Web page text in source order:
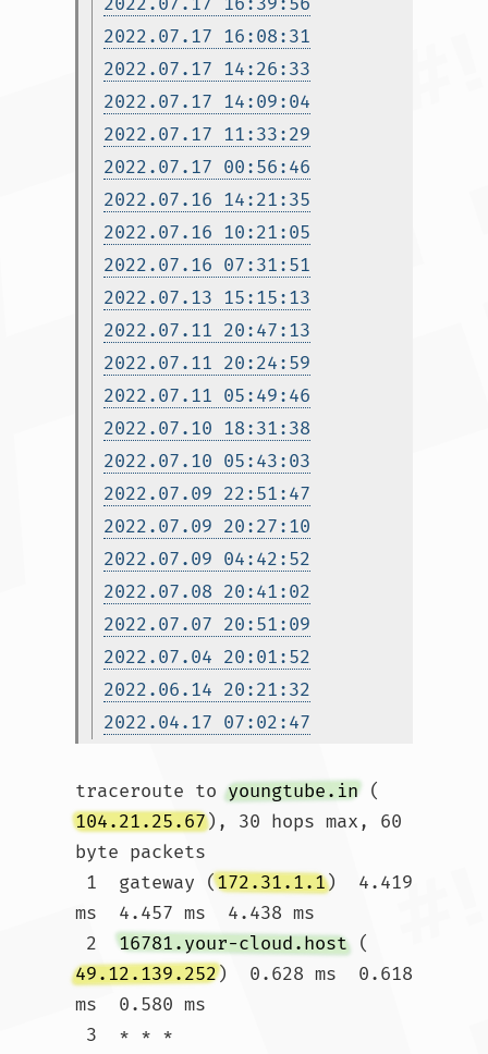
2022.07.17 16:08:31
2022.07.17 14:26:33
2022.07.17 14:09:04
2022.07.17 11:33:29
2022.07.17 00:56:46
2022.07.16 14:21:35
2022.07.16 10:21:05
2022.07.16 07:31:51
2022.07.13 15:15:13
2022.07.11 20:47:13
2022.07.11 20:24:59
2022.07.11 05:49:46
2022.07.10 18:31:38
2022.07.10 05:43:03
2022.07.09 22:51:47
2022.07.09 20:27:10
2022.07.09 04:42:52
2022.07.08 20:41:02
2022.07.07 20:51:09
2022.07.04 20:01:52
2022.06.14 20:21:32
2022.04.17 07:02:47
traceroute to youngtube.in (
104.21.25.67), 30 hops max, 60
byte packets
1  gateway (172.31.1.1)  4.419
ms  4.457 ms  4.438 ms
2 16781.your-cloud.host (
49.12.139.252)  0.628 ms  0.618
ms  0.580 ms